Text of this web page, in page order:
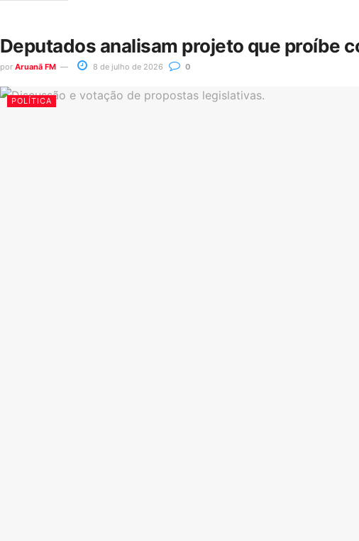
Deputados analisam projeto que proíbe
por Aruanã FM 8 de julho de 2026 0
POLÍTICA